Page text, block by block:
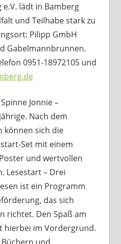
lädt in Bamberg
und Teilhabe stark zu
Pilipp GmbH
Gabelmannbrunnen.
0951-18972105 und
Jonnie –
Nach dem
können sich die
Set mit einem
und wertvollen
Lesestart – Drei
ist ein Programm
das sich
richtet. Den Spaß am
hierbei im Vordergrund.
und